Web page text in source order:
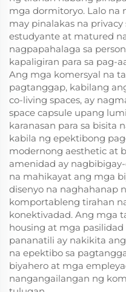
mga dormitoryo. Lalo na
may pinalakas na
estudyante at matured
nagpapahalaga sa
kapaligiran para sa pag-
Ang mga komersyal na
pagtanggap, kabilang
co-living spaces, ay
space capsule upang
karanasan para sa bisita
kabila ng epektibong
modernong aesthetic at
amenidad ay
na mahikayat ang mga
disenyo na naghahanap
komportableng tirahan
konektivadad. Ang mga
housing at mga
pananatili ay nakikita
na epektibo sa
biyahero at mga
nangangailangan ng